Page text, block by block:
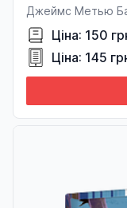
Джеймс Метью
Ціна: 150
Ціна: 145